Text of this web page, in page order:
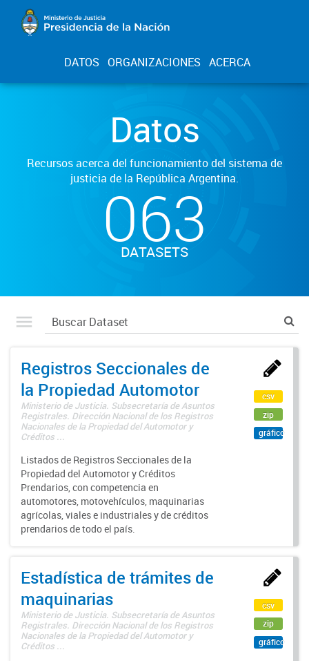
DATOS ORGANIZACIONES ACERCA
Datos
Recursos acerca del funcionamiento del sistema de
justicia de la República Argentina.
063
DATASETS
Registros Seccionales de
la Propiedad Automotor
Ministerio de Justicia. Subsecretaría de Asuntos
Registrales. Dirección Nacional de los Registros
Nacionales de la Propiedad del Automotor y
Créditos ...
Listados de Registros Seccionales de la
Propiedad del Automotor y Créditos
Prendarios, con competencia en
automotores, motovehículos, maquinarias
agrícolas, viales e industriales y de créditos
prendarios de todo el país.
csv
zip
gráfico
Estadística de trámites de
maquinarias
Ministerio de Justicia. Subsecretaría de Asuntos
Registrales. Dirección Nacional de los Registros
Nacionales de la Propiedad del Automotor y
Créditos ...
csv
zip
gráfico